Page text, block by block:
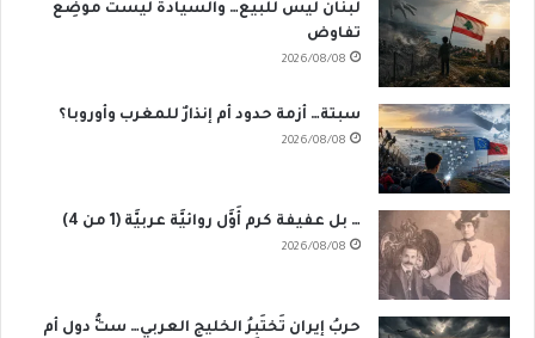
لبنان ليس للبيع… والسيادة ليست موضِع
تفاوض
2026/08/08
سبتة… أزمة حدود أم إنذارٌ للمغرب وأوروبا؟
2026/08/08
… بل عفيفة كرم أَوَّل روائيَّة عربيَّة (1 من 4)
2026/08/08
حربُ إيران تَختَبِرُ الخليج العربي… ستُّ دول أم